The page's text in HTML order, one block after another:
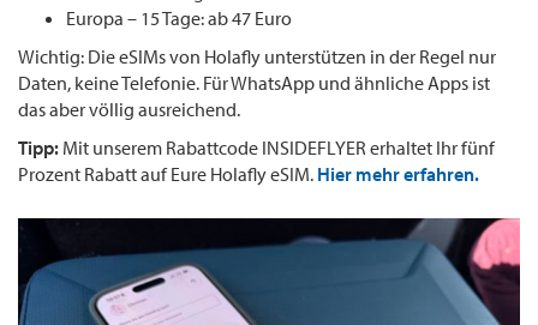
Europa – 15 Tage: ab 47 Euro
Wichtig: Die eSIMs von Holafly unterstützen in der Regel nur
Daten, keine Telefonie. Für WhatsApp und ähnliche Apps ist
das aber völlig ausreichend.
Tipp: Mit unserem Rabattcode INSIDEFLYER erhaltet Ihr fünf
Prozent Rabatt auf Eure Holafly eSIM. Hier mehr erfahren.